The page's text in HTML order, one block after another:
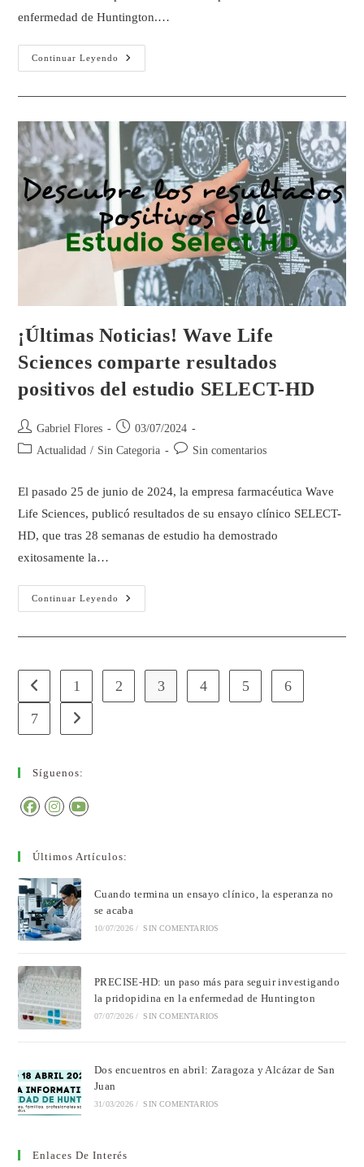
enfermedad de Huntington.…
Continuar Leyendo
¡Últimas Noticias! Wave Life
Sciences comparte resultados
positivos del estudio SELECT-HD
Gabriel Flores
03/07/2024
Actualidad / Sin Categoria Sin comentarios
El pasado 25 de junio de 2024, la empresa farmacéutica Wave
Life Sciences, publicó resultados de su ensayo clínico SELECT-
HD, que tras 28 semanas de estudio ha demostrado
exitosamente la…
Continuar Leyendo
1 2 3 4 5
6
7
Síguenos:
Últimos Artículos:
Cuando termina un ensayo clínico, la esperanza no
se acaba
10/07/2026 / SIN COMENTARIOS
PRECISE-HD: un paso más para seguir investigando
la pridopidina en la enfermedad de Huntington
07/07/2026 / SIN COMENTARIOS
Dos encuentros en abril: Zaragoza y Alcázar de San
Juan
31/03/2026 / SIN COMENTARIOS
Enlaces De Interés